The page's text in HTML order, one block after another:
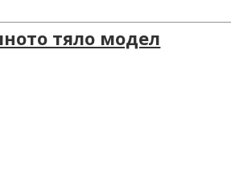
тяло модел